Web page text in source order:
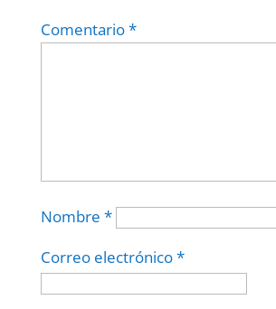
Comentario*
Nombre *
Correo electrónico*